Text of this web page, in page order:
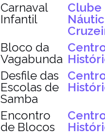
Carnaval
Infantil
Clube
Bloco da
Vagabunda
Desfile das
Escolas de
Samba
Encontro
de Blocos